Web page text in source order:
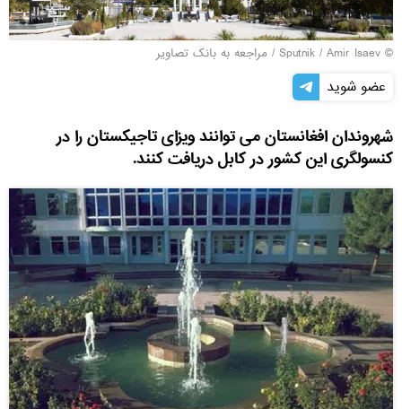
© Sputnik / Amir Isaev
/ مراجعه به بانک تصاویر
عضو شوید
شهروندان افغانستان می توانند ویزای تاجیکستان را در
کنسولگری این کشور در کابل دریافت کنند.